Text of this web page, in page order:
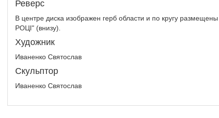
Реверс
В центре диска изображен герб области и по кругу
РОЦІ" (внизу).
Художник
Иваненко Святослав
Скульптор
Иваненко Святослав